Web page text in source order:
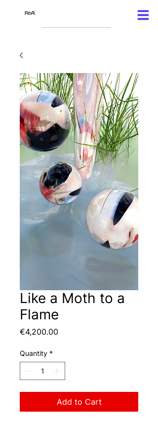
Like a Moth to a
Flame
€4,200.00
Quantity *
Add to Cart